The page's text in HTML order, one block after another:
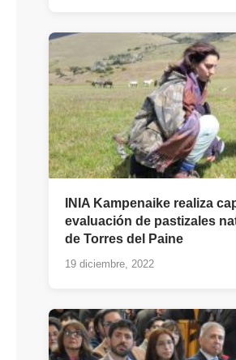
INIA Kampenaike realiza
evaluación de pastizales
de Torres del Paine
19 diciembre, 2022